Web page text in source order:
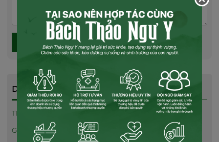
GỬI THÔNG TIN
DANH MỤC
TRANG CHỦ
GIỚI THIỆU